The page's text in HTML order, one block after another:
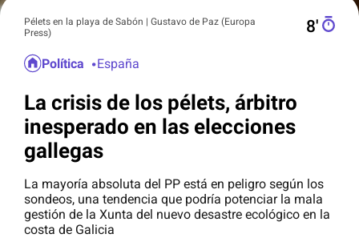
Pélets en la playa de Sabón | Gustavo de Paz (Europa
Press)
8′
Política España
La crisis de los pélets, árbitro
inesperado en las elecciones
gallegas
La mayoría absoluta del PP está en peligro según los
sondeos, una tendencia que podría potenciar la mala
gestión de la Xunta del nuevo desastre ecológico en la
costa de Galicia